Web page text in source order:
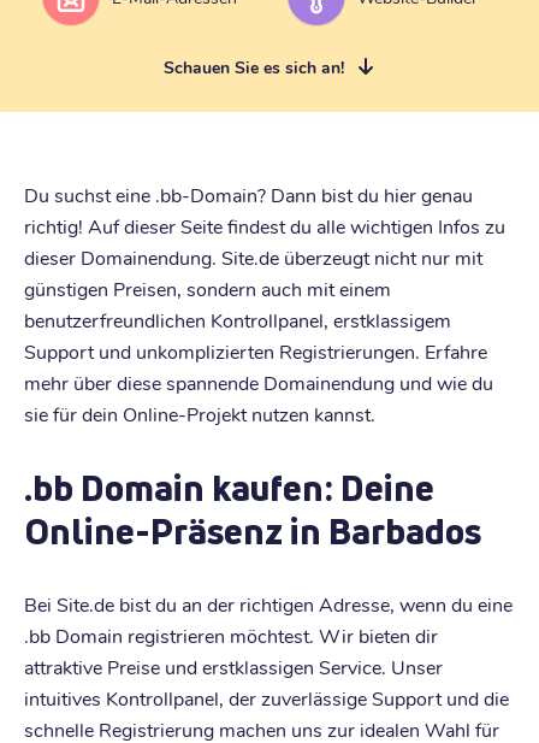
Schauen Sie es sich an!
Du suchst eine .bb-Domain? Dann bist du hier genau
richtig! Auf dieser Seite findest du alle wichtigen Infos zu
dieser Domainendung. Site.de überzeugt nicht nur mit
günstigen Preisen, sondern auch mit einem
benutzerfreundlichen Kontrollpanel, erstklassigem
Support und unkomplizierten Registrierungen. Erfahre
mehr über diese spannende Domainendung und wie du
sie für dein Online-Projekt nutzen kannst.
.bb Domain kaufen: Deine
Online-Präsenz in Barbados
Bei Site.de bist du an der richtigen Adresse, wenn du eine
.bb Domain registrieren möchtest. Wir bieten dir
attraktive Preise und erstklassigen Service. Unser
intuitives Kontrollpanel, der zuverlässige Support und die
schnelle Registrierung machen uns zur idealen Wahl für